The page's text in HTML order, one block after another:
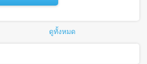
ดูทั้งหมด